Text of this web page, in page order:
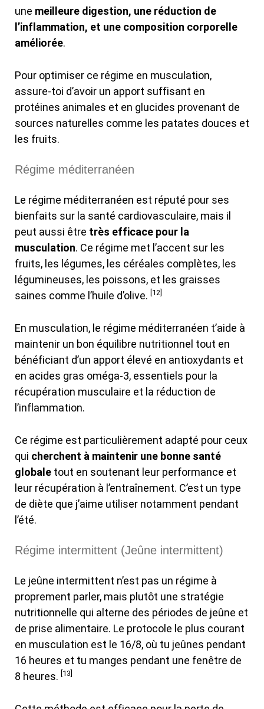
une meilleure digestion, une réduction de
l’inflammation, et une composition corporelle
améliorée.
Pour optimiser ce régime en musculation,
assure-toi d’avoir un apport suffisant en
protéines animales et en glucides provenant de
sources naturelles comme les patates douces et
les fruits.
Régime méditerranéen
Le régime méditerranéen est réputé pour ses
bienfaits sur la santé cardiovasculaire, mais il
peut aussi être très efficace pour la
musculation. Ce régime met l’accent sur les
fruits, les légumes, les céréales complètes, les
légumineuses, les poissons, et les graisses
saines comme l’huile d’olive. [12]
En musculation, le régime méditerranéen t’aide à
maintenir un bon équilibre nutritionnel tout en
bénéficiant d’un apport élevé en antioxydants et
en acides gras oméga-3, essentiels pour la
récupération musculaire et la réduction de
l’inflammation.
Ce régime est particulièrement adapté pour ceux
qui cherchent à maintenir une bonne santé
globale tout en soutenant leur performance et
leur récupération à l’entraînement. C’est un type
de diète que j’aime utiliser notamment pendant
l’été.
Régime intermittent (Jeûne intermittent)
Le jeûne intermittent n’est pas un régime à
proprement parler, mais plutôt une stratégie
nutritionnelle qui alterne des périodes de jeûne et
de prise alimentaire. Le protocole le plus courant
en musculation est le 16/8, où tu jeûnes pendant
16 heures et tu manges pendant une fenêtre de
8 heures. [13]